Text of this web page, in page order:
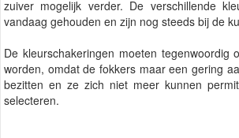
zuiver mogelijk verder. De verschillende
vandaag gehouden en zijn nog steeds bij de
De kleurschakeringen moeten tegenwoordig
worden, omdat de fokkers maar een gering
bezitten en ze zich niet meer kunnen
selecteren.